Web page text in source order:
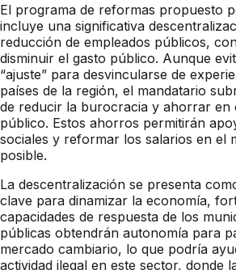
El programa de reformas propuesto
incluye una significativa
reducción de empleados públicos,
disminuir el gasto público. Aunque
“ajuste” para desvincularse de
países de la región, el mandatario
de reducir la burocracia y ahorrar en
público. Estos ahorros permitirán
sociales y reformar los salarios en el
posible.
La descentralización se presenta
clave para dinamizar la economía,
capacidades de respuesta de los
públicas obtendrán autonomía para
mercado cambiario, lo que podría
actividad ilegal en este sector, donde